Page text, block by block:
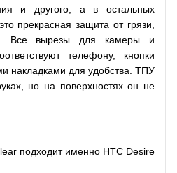
и другого, а в остальных
прекрасная защита от грязи,
Все вырезы для камеры и
телефону, кнопки
накладками для удобства. ТПУ
но на поверхностях он не
подходит именно HTC Desire